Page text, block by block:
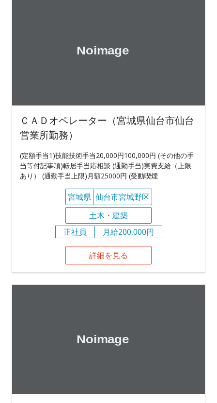
ＣＡＤオペレーター（宮城県仙台市仙台
営業所勤務）
(定額手当1)技能技術手当20,000円100,000円 (その他の手
当等付記事項)転居手当応相談 (通勤手当)実費支給（上限
あり） (通勤手当上限)月額25000円 (受動喫煙
宮城県 仙台市宮城野区
土木・建築
正社員
月給200,000円
詳細を見る